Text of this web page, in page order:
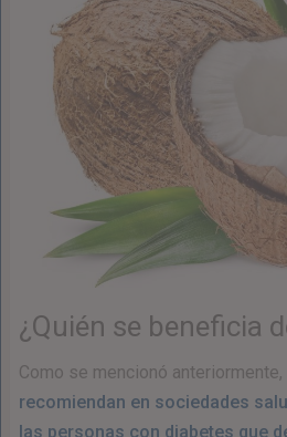
¿Quién se beneficia
Como se mencionó anteriormente,
recomiendan en sociedades
las personas con diabetes que